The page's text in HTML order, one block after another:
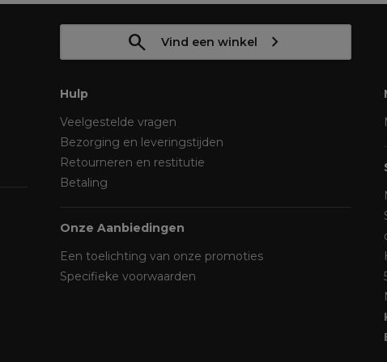
Vind een winkel
Hulp
Veelgestelde vragen
Bezorging en leveringstijden
Retourneren en restitutie
Betaling
Onze Aanbiedingen
Een toelichting van onze promoties
Specifieke voorwaarden